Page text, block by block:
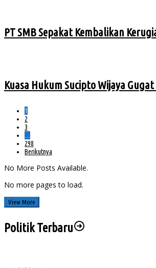
PT SMB Sepakat Kembalikan
Kuasa Hukum Sucipto Wijaya
1
2
3
…
298
Berikutnya
No More Posts Available.
No more pages to load.
View More
Politik Terbaru